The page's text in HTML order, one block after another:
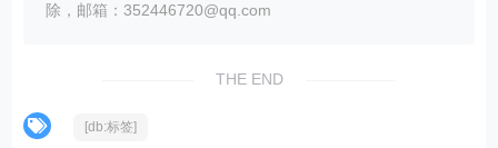
除，邮箱：352446720@qq.com
THE END
[db:标签]